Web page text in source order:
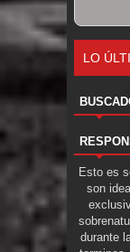
LO
Esto es
son
durante